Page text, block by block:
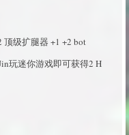
顶级扩腿器 +1 +2 bot
玩迷你游戏即可获得2 H